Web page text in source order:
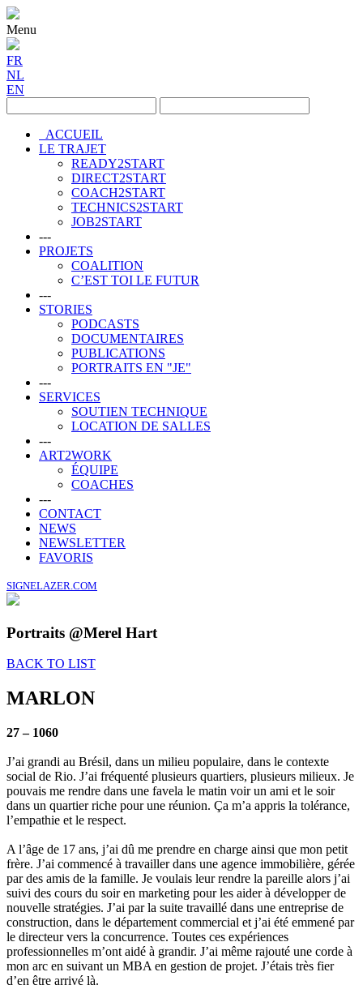
Menu
FR
NL
EN
ACCUEIL
LE TRAJET
READY2START
DIRECT2START
COACH2START
TECHNICS2START
JOB2START
---
PROJETS
COALITION
C’EST TOI LE FUTUR
---
STORIES
PODCASTS
DOCUMENTAIRES
PUBLICATIONS
PORTRAITS EN "JE"
---
SERVICES
SOUTIEN TECHNIQUE
LOCATION DE SALLES
---
ART2WORK
ÉQUIPE
COACHES
---
CONTACT
NEWS
NEWSLETTER
FAVORIS
SIGNELAZER.COM
Portraits @Merel Hart
BACK TO LIST
MARLON
27 – 1060
J’ai grandi au Brésil, dans un milieu populaire, dans le contexte
social de Rio. J’ai fréquenté plusieurs quartiers, plusieurs milieux. Je
pouvais me rendre dans une favela le matin voir un ami et le soir
dans un quartier riche pour une réunion. Ça m’a appris la tolérance,
l’empathie et le respect.
A l’âge de 17 ans, j’ai dû me prendre en charge ainsi que mon petit
frère. J’ai commencé à travailler dans une agence immobilière, gérée
par des amis de la famille. Je voulais leur rendre la pareille alors j’ai
suivi des cours du soir en marketing pour les aider à développer de
nouvelle stratégies. J’ai par la suite travaillé dans une entreprise de
construction, dans le département commercial et j’ai été emmené par
le directeur vers la concurrence. Toutes ces expériences
professionnelles m’ont aidé à grandir. J’ai même rajouté une corde à
mon arc en suivant un MBA en gestion de projet. J’étais très fier
d’en être arrivé là.